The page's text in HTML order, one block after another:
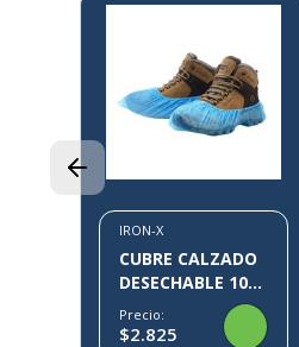
IRON-X
CUBRE CALZADO
DESECHABLE 100
PARES KLIN IRON-
X
Precio:
$2.825